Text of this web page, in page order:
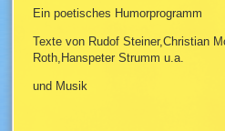
Ein poetisches Humorprogramm
Texte von Rudof Steiner,Christian
Roth,Hanspeter Strumm u.a.
und Musik